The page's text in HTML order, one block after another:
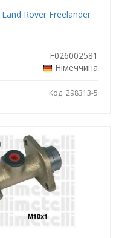
Rover Freelander
F026002581
Німеччина
Код: 298313-5